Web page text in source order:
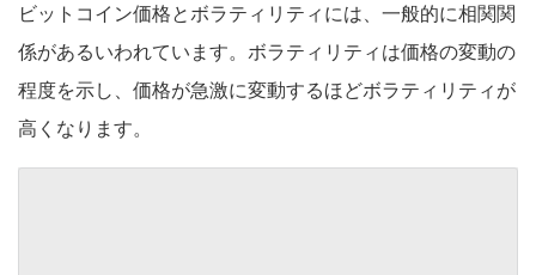
ビットコイン価格とボラティリティには、一般的に相関関
係があるいわれています。ボラティリティは価格の変動の
程度を示し、価格が急激に変動するほどボラティリティが
高くなります。